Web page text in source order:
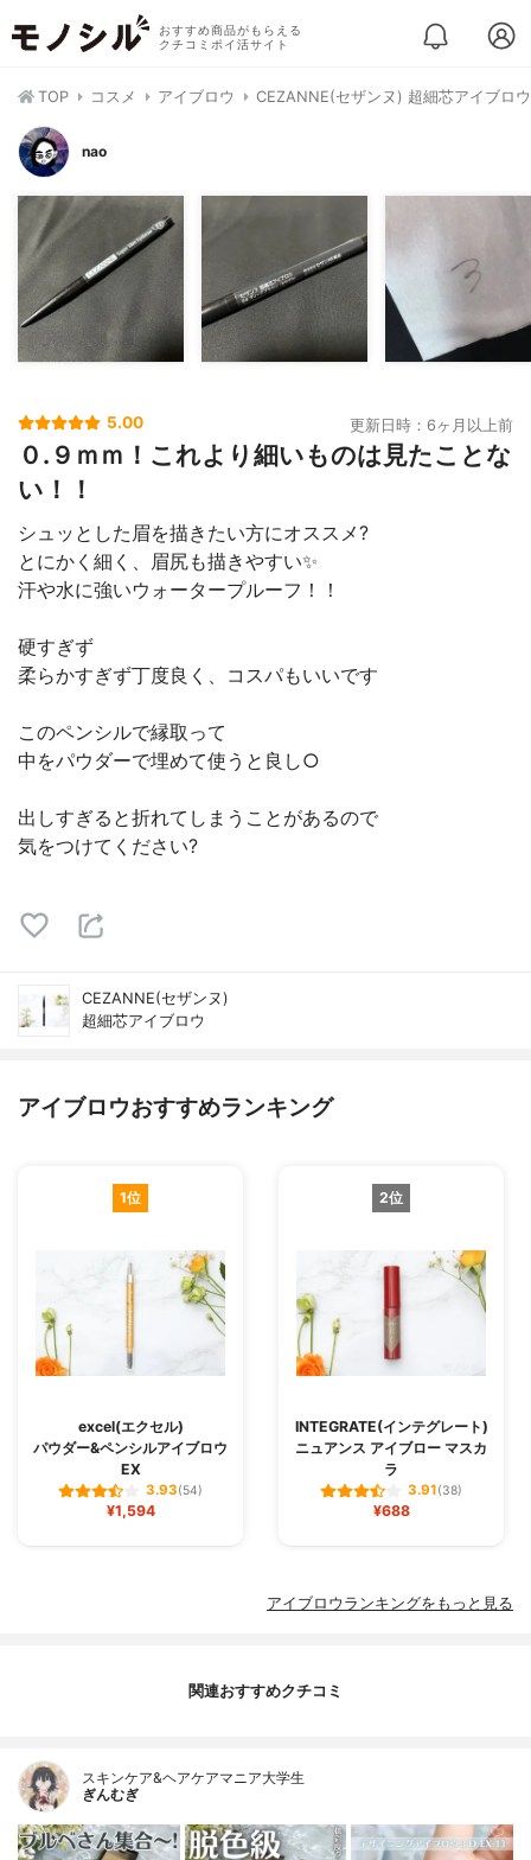
おすすめ商品がもらえる
クチコミポイ活サイト
TOP コスメ アイブロウ CEZANNE(セザンヌ) 超細芯アイブロウ
nao
5.00 更新日時：6ヶ月以上前
０.９ｍｍ！これより細いものは見たことな
い！！
シュッとした眉を描きたい方にオススメ?
とにかく細く、眉尻も描きやすい✨
汗や水に強いウォータープルーフ！！
硬すぎず
柔らかすぎず丁度良く、コスパもいいです
このペンシルで縁取って
中をパウダーで埋めて使うと良し○
出しすぎると折れてしまうことがあるので
気をつけてください?
CEZANNE(セザンヌ)
超細芯アイブロウ
アイブロウおすすめランキング
1位
excel(エクセル)
パウダー&ペンシルアイブロウ
EX
3.93(54)
¥1,594
2位
INTEGRATE(インテグレート)
ニュアンス アイブロー マスカ
ラ
3.91(38)
¥688
アイブロウランキングをもっと見る
関連おすすめクチコミ
スキンケア&ヘアケアマニア大学生
ぎんむぎ